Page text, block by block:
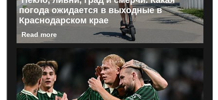
погода ожидается в выходные в
Краснодарском крае
Read more